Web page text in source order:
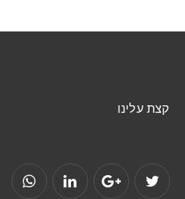
קצת עלינו